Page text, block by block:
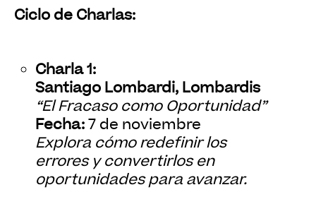
Ciclo de Charlas:
Charla 1:
Santiago Lombardi, Lombardis
“El Fracaso como Oportunidad”
Fecha:7 de noviembre
Explora cómo redefinir los
errores y convertirlos en
oportunidades para avanzar.